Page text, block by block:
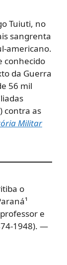
Tuiuti, no
sangrenta
americano.
conhecido
da Guerra
56 mil
contra as
Militar
o
e
1948). —